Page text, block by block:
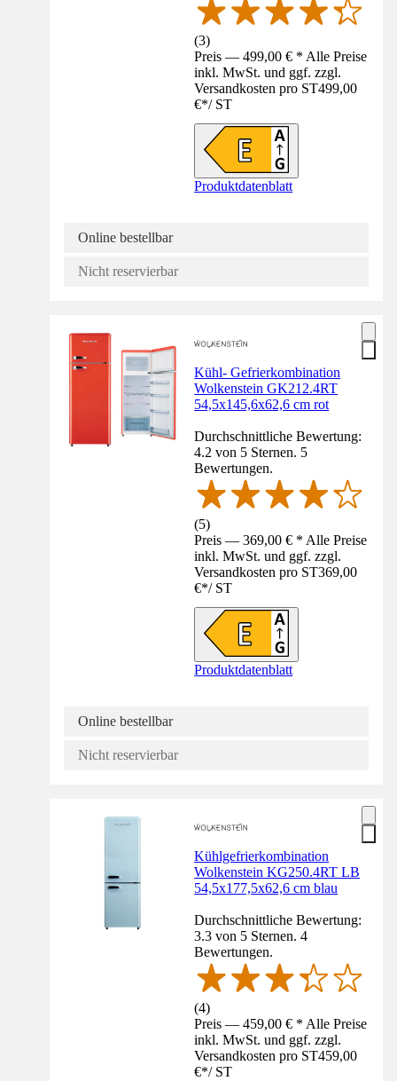
(3)
Preis — 499,00 € * Alle Preise
inkl. MwSt. und ggf. zzgl.
Versandkosten pro ST499,00
€*/ ST
Produktdatenblatt
Online bestellbar
Nicht reservierbar
Kühl- Gefrierkombination
Wolkenstein GK212.4RT
54,5x145,6x62,6 cm rot
Durchschnittliche Bewertung:
4.2 von 5 Sternen. 5
Bewertungen.
(5)
Preis — 369,00 € * Alle Preise
inkl. MwSt. und ggf. zzgl.
Versandkosten pro ST369,00
€*/ ST
Produktdatenblatt
Online bestellbar
Nicht reservierbar
Kühlgefrierkombination
Wolkenstein KG250.4RT LB
54,5x177,5x62,6 cm blau
Durchschnittliche Bewertung:
3.3 von 5 Sternen. 4
Bewertungen.
(4)
Preis — 459,00 € * Alle Preise
inkl. MwSt. und ggf. zzgl.
Versandkosten pro ST459,00
€*/ ST